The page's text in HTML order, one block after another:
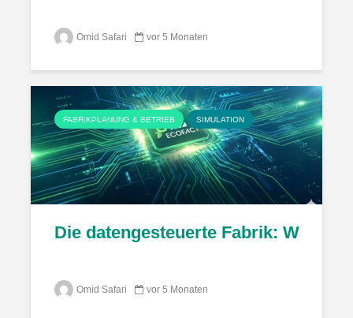
Omid Safari vor 5 Monaten
FABRIKPLANUNG & BETRIEB SIMULATION
Die datengesteuerte Fabrik: Wie
Omid Safari vor 5 Monaten